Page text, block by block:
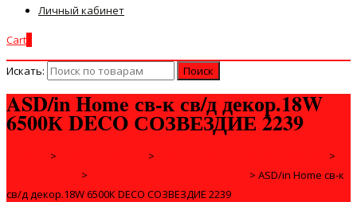
Личный кабинет
Cart
Искать:
ASD/in Home св-к св/д декор.18W
6500К DECO СОЗВЕЗДИЕ 2239
> >
>
> > ASD/in Home св-к
св/д декор.18W 6500К DECO СОЗВЕЗДИЕ 2239